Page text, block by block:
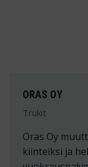
ORAS OY
Trukit
Oras Oy
kiinteiksi ja